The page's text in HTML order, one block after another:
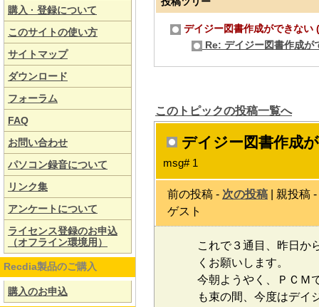
購入 · 登録について
このサイトの使い方
サイトマップ
ダウンロード
フォーラム
FAQ
お問い合わせ
パソコン録音について
リンク集
アンケートについて
ライセンス登録のお申込
（オフライン環境用）
Recdia製品のご購入
購入のお申込
デイジー図書作成ができな
Re: デイジー図書作成が
このトピックの投稿一覧へ
デイジー図書作成
msg# 1
前の投稿 - 次の投稿 | 親投稿 -
ゲスト
これで３通目、昨日か
くお願いします。
今朝ようやく、ＰＣＭ
も束の間、今度はデイ